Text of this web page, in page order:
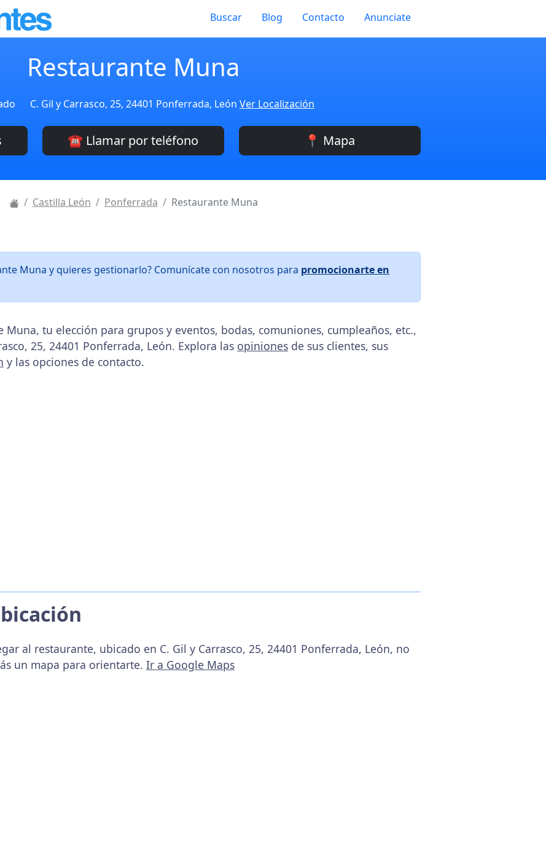
Buscar Blog Contacto Anunciate
Restaurante Muna
C. Gil y Carrasco, 25, 24401 Ponferrada, León Ver Localización
☎️ Llamar por teléfono 📍 Mapa
Castilla León Ponferrada Restaurante Muna
Muna y quieres gestionarlo? Comunícate con nosotros para promocionarte en
Muna, tu elección para grupos y eventos, bodas, comuniones, cumpleaños, etc.,
25, 24401 Ponferrada, León. Explora las opiniones de sus clientes, sus
y las opciones de contacto.
al restaurante, ubicado en C. Gil y Carrasco, 25, 24401 Ponferrada, León, no
un mapa para orientarte. Ir a Google Maps